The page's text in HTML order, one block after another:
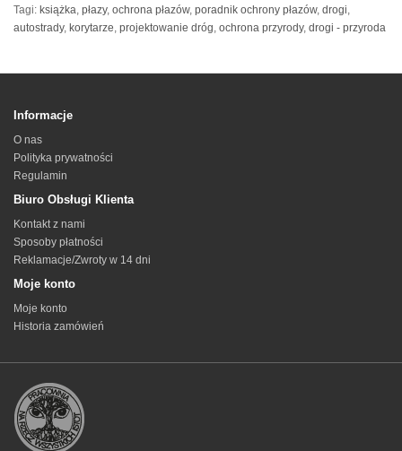
Tagi: książka, płazy, ochrona płazów, poradnik ochrony płazów, drogi,
autostrady, korytarze, projektowanie dróg, ochrona przyrody, drogi - przyroda
Informacje
O nas
Polityka prywatności
Regulamin
Biuro Obsługi Klienta
Kontakt z nami
Sposoby płatności
Reklamacje/Zwroty w 14 dni
Moje konto
Moje konto
Historia zamówień